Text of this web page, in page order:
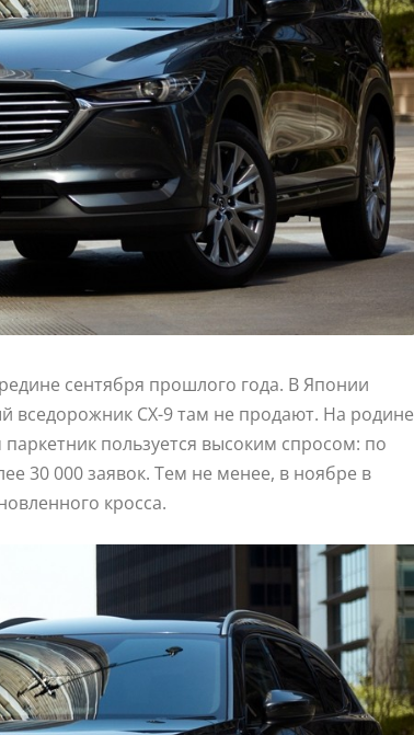
сентября прошлого года. В Японии
вседорожник CX-9 там не продают. На родине
пользуется высоким спросом: по
30 000 заявок. Тем не менее, в ноябре в
кросса.